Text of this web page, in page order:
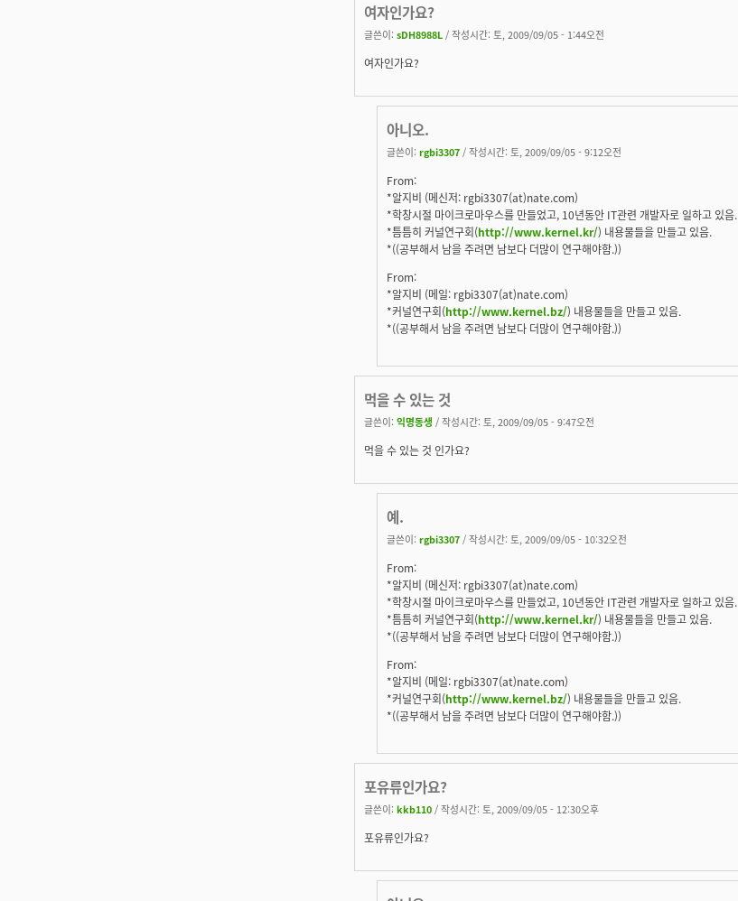
여자인가요?
글쓴이: sDH8988L / 작성시간: 토, 2009/09/05 - 1:44오전
여자인가요?
아니오.
글쓴이: rgbi3307 / 작성시간: 토, 2009/09/05 - 9:12오전
From:
*알지비 (메신저: rgbi3307(at)nate.com)
*학창시절 마이크로마우스를 만들었고, 10년동안 IT관련 개발자로 일하고 있음.
*틈틈히 커널연구회(http://www.kernel.kr/) 내용물들을 만들고 있음.
*((공부해서 남을 주려면 남보다 더많이 연구해야함.))
From:
*알지비 (메일: rgbi3307(at)nate.com)
*커널연구회(http://www.kernel.bz/) 내용물들을 만들고 있음.
*((공부해서 남을 주려면 남보다 더많이 연구해야함.))
먹을 수 있는 것
글쓴이: 익명동생 / 작성시간: 토, 2009/09/05 - 9:47오전
먹을 수 있는 것 인가요?
예.
글쓴이: rgbi3307 / 작성시간: 토, 2009/09/05 - 10:32오전
From:
*알지비 (메신저: rgbi3307(at)nate.com)
*학창시절 마이크로마우스를 만들었고, 10년동안 IT관련 개발자로 일하고 있음.
*틈틈히 커널연구회(http://www.kernel.kr/) 내용물들을 만들고 있음.
*((공부해서 남을 주려면 남보다 더많이 연구해야함.))
From:
*알지비 (메일: rgbi3307(at)nate.com)
*커널연구회(http://www.kernel.bz/) 내용물들을 만들고 있음.
*((공부해서 남을 주려면 남보다 더많이 연구해야함.))
포유류인가요?
글쓴이: kkb110 / 작성시간: 토, 2009/09/05 - 12:30오후
포유류인가요?